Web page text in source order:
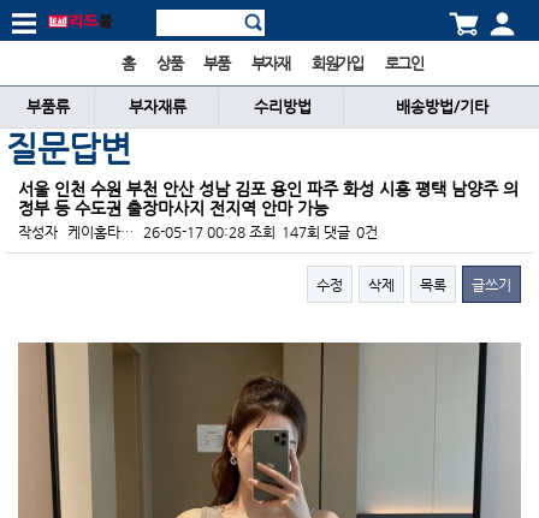
홈 상품 부품 부자재 회원가입 로그인
부품류 부자재류 수리방법 배송방법/기타
질문답변
서울 인천 수원 부천 안산 성남 김포 용인 파주 화성 시흥 평택 남양주 의
정부 등 수도권 출장마사지 전지역 안마 가능
작성자 케이홈타… 26-05-17 00:28 조회 147회 댓글 0건
수정 삭제 목록 글쓰기
본문